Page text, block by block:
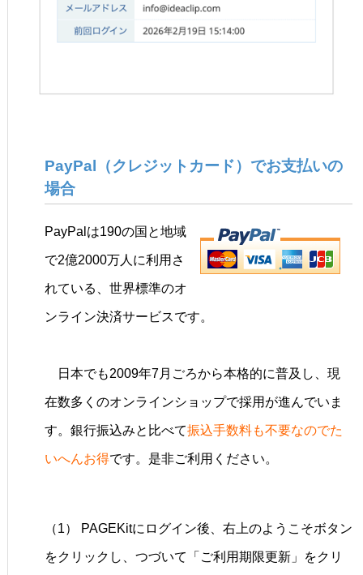
PayPal（クレジットカード）でお支払いの
場合
PayPalは190の国と地域
で2億2000万人に利用さ
れている、世界標準のオ
ンライン決済サービスです。
日本でも2009年7月ごろから本格的に普及し、現
在数多くのオンラインショップで採用が進んでいま
す。銀行振込みと比べて振込手数料も不要なのでた
いへんお得です。是非ご利用ください。
（1） PAGEKitにログイン後、右上のようこそボタン
をクリックし、つづいて「ご利用期限更新」をクリ